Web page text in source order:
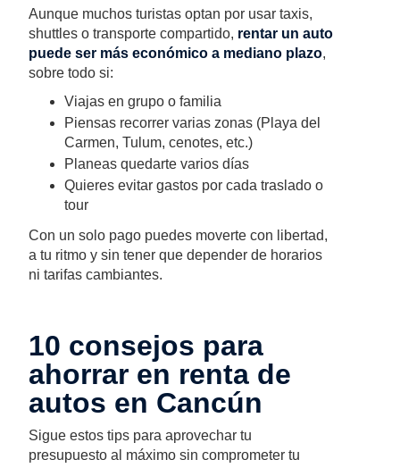
Aunque muchos turistas optan por usar taxis,
shuttles o transporte compartido, rentar un auto
puede ser más económico a mediano plazo,
sobre todo si:
Viajas en grupo o familia
Piensas recorrer varias zonas (Playa del
Carmen, Tulum, cenotes, etc.)
Planeas quedarte varios días
Quieres evitar gastos por cada traslado o
tour
Con un solo pago puedes moverte con libertad,
a tu ritmo y sin tener que depender de horarios
ni tarifas cambiantes.
10 consejos para
ahorrar en renta de
autos en Cancún
Sigue estos tips para aprovechar tu
presupuesto al máximo sin comprometer tu